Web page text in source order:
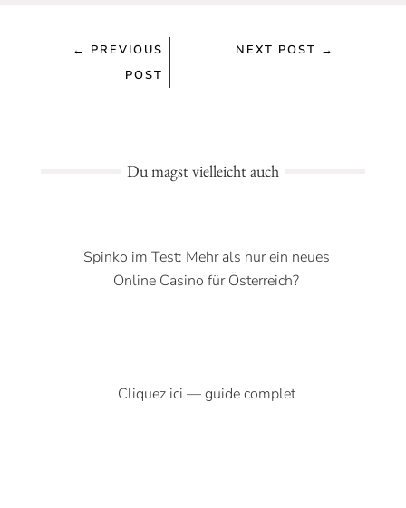
← PREVIOUS
POST
NEXT POST →
Du magst vielleicht auch
Spinko im Test: Mehr als nur ein neues
Online Casino für Österreich?
Cliquez ici — guide complet